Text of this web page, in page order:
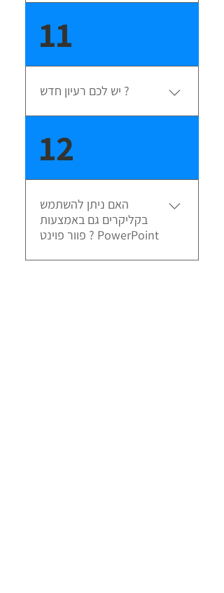
מתבצעים במערכת מעת לעת ללא
כל צורך בהתקנה חדש ! רשימת
עדכונים
11
יש לכם רעיון חדש ?
לחומרה חיצונית ועוד - חשבתם על
רעיון/פיצ'ר חדש למשחק או לעורך?
שתפו אותנו ואנחנו נממש ונוסיף אותו
12
האם ניתן להשתמש
בקליקרים גם באמצעות
פוור פוינט ? PowerPoint